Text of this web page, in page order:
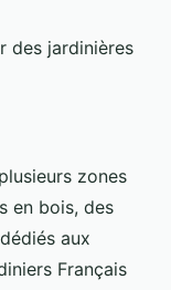
des jardinières
zones
en bois, des
aux
Français